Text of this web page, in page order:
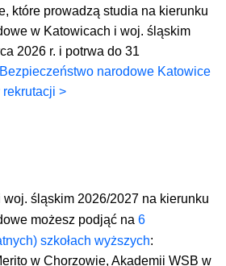
które prowadzą studia na kierunku
w Katowicach i woj. śląskim
2026 r. i potrwa do 31
Bezpieczeństwo narodowe Katowice
>
śląskim 2026/2027 na kierunku
możesz podjąć na6
szkołach wyższych:
w Chorzowie, Akademii WSB w